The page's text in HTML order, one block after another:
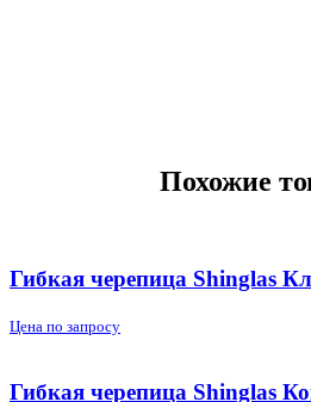
Похожие
Гибкая черепица Shinglas
Цена по запросу
Гибкая черепица Shinglas